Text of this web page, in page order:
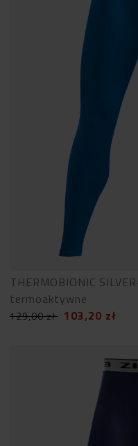
THERMOBIONIC
termoaktywne
129,00zł 103,20 zł